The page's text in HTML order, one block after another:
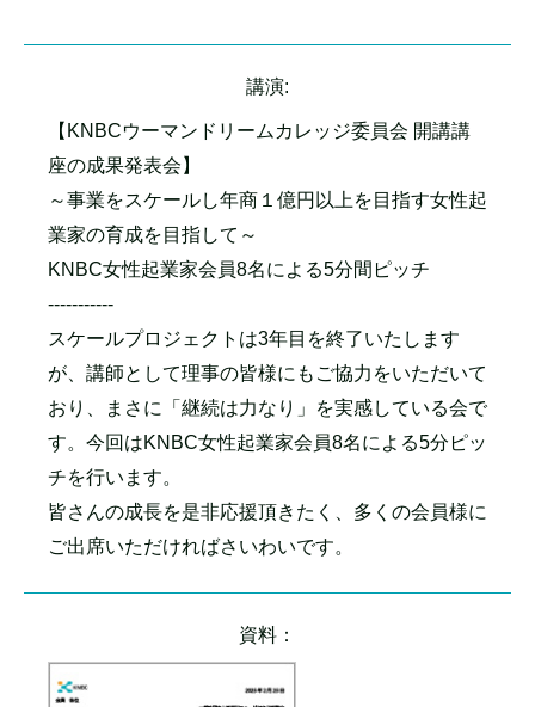
講演:
【KNBCウーマンドリームカレッジ委員会 開講講
座の成果発表会】
～事業をスケールし年商１億円以上を目指す女性起
業家の育成を目指して～
KNBC女性起業家会員8名による5分間ピッチ
-----------
スケールプロジェクトは3年目を終了いたします
が、講師として理事の皆様にもご協力をいただいて
おり、まさに「継続は力なり」を実感している会で
す。今回はKNBC女性起業家会員8名による5分ピッ
チを行います。
皆さんの成長を是非応援頂きたく、多くの会員様に
ご出席いただければさいわいです。
資料：